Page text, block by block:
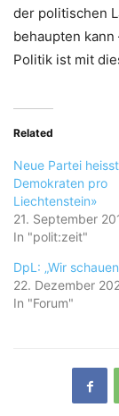
der politischen
behaupten
Politik ist mit
Related
Neue Partei
Demokraten pro
Liechtenstein»
21. September
In "polit:zeit"
DpL: „Wir
22. Dezember
In "Forum"